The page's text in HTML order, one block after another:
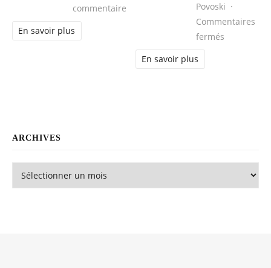
commentaire sur Création de Site Internet VTC
En savoir plus
Povoski
Commentaires
fermés
En savoir plus
ARCHIVES
Archives